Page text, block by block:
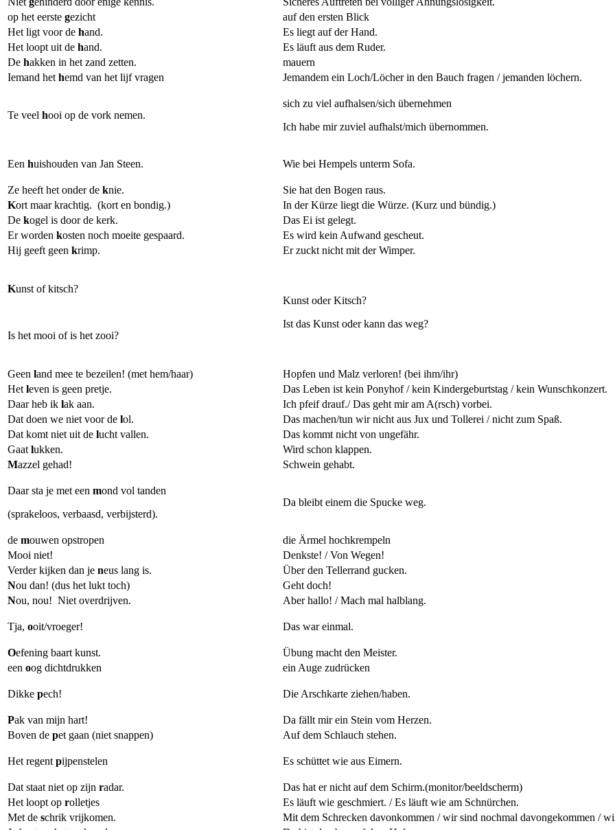
op het eerste gezicht
auf den ersten Blick
Het ligt voor de hand.
Es liegt auf der Hand.
Het loopt uit de hand.
Es läuft aus dem Ruder.
De hakken in het zand zetten.
mauern
Iemand het hemd van het lijf vragen Jemandem ein Loch/Löcher in den Bauch fragen / jemanden löchern.
Te veel hooi op de vork nemen.
sich zu viel aufhalsen/sich übernehmen
Ich habe mir zuviel aufhalst/mich übernommen.
Een huishouden van Jan Steen. Wie bei Hempels unterm Sofa.
Ze heeft het onder de knie.
Sie hat den Bogen raus.
Kort maar krachtig.  (kort en bondig.) In der Kürze liegt die Würze. (Kurz und bündig.)
De kogel is door de kerk.
Das Ei ist gelegt.
Er worden kosten noch moeite gespaard.
Es wird kein Aufwand gescheut.
Hij geeft geen krimp. Er zuckt nicht mit der Wimper.
Kunst of kitsch?
Is het mooi of is het zooi?
Kunst oder Kitsch?
Ist das Kunst oder kann das weg?
Geen land mee te bezeilen! (met hem/haar) Hopfen und Malz verloren! (bei ihm/ihr)
Het leven is geen pretje.
Das Leben ist kein Ponyhof / kein Kindergeburtstag / kein Wunschkonzert.
Daar heb ik lak aan.
Ich pfeif drauf./ Das geht mir am A(rsch) vorbei.
Dat doen we niet voor de lol.
Das machen/tun wir nicht aus Jux und Tollerei / nicht zum Spaß.
Dat komt niet uit de lucht vallen.
Das kommt nicht von ungefähr.
Gaat lukken.
Wird schon klappen.
Mazzel gehad! Schwein gehabt.
Daar sta je met een mond vol tanden
(sprakeloos, verbaasd, verbijsterd).
Da bleibt einem die Spucke weg.
de mouwen opstropen
die Ärmel hochkrempeln
Mooi niet!
Denkste! / Von Wegen!
Verder kijken dan je neus lang is.
Über den Tellerrand gucken.
Nou dan! (dus het lukt toch)
Geht doch!
Nou, nou! Niet overdrijven. Aber hallo! / Mach mal halblang.
Tja, ooit/vroeger! Das war einmal.
Oefening baart kunst.
Übung macht den Meister.
een oog dichtdrukken ein Auge zudrücken
Dikke pech! Die Arschkarte ziehen/haben.
Pak van mijn hart!
Da fällt mir ein Stein vom Herzen.
Boven de pet gaan (niet snappen) Auf dem Schlauch stehen.
Het regent pijpenstelen Es schüttet wie aus Eimern.
Dat staat niet op zijn radar. Das hat er nicht auf dem Schirm.(monitor/beeldscherm)
Het loopt op rolletjes
Es läuft wie geschmiert. / Es läuft wie am Schnürchen.
Met de schrik vrijkomen.
Mit dem Schrecken davonkommen / wir sind nochmal davongekommen /